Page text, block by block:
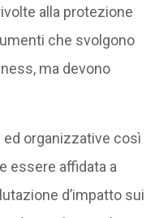
alla protezione
che svolgono
ma devono
ed organizzative così
essere affidata a
d’impatto sui